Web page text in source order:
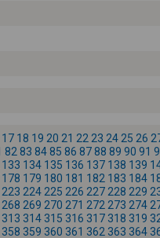
17 18 19 20 21 22 23 24 25 26
82 83 8485 86 8788 89 90 91
133 134 135 136 137 138 139
178 179 180 181 182 183 184
223 224 225 226 227 228 229
268 269 270 271 272 273 274
313 314 315 316 317 318 319
358 359 360 361 362 363 364